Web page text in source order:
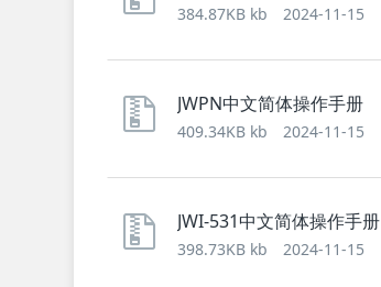
384.87KB kb 2024-11-15
JWPN中文简体操作手册
409.34KB kb 2024-11-15
JWI-531中文简体操作手册
398.73KB kb 2024-11-15